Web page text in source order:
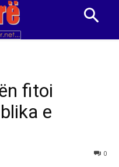
fitoi
e
0